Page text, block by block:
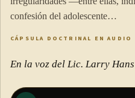
confesión del adolescente…
CÁPSULA DOCTRINAL EN AUDIO
En la voz del Lic. Larry